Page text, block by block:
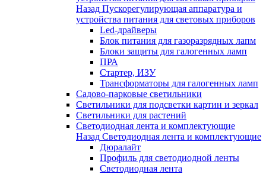
Назад Пускорегулирующая аппаратура и
устройства питания для световых приборов
Led-драйверы
Блок питания для газоразрядных лапм
Блоки защиты для галогенных ламп
ПРА
Стартер, ИЗУ
Трансформаторы для галогенных ламп
Садово-парковые светильники
Светильники для подсветки картин и зеркал
Светильники для растений
Светодиодная лента и комплектующие
Назад Светодиодная лента и комплектующие
Дюралайт
Профиль для светодиодной ленты
Светодиодная лента